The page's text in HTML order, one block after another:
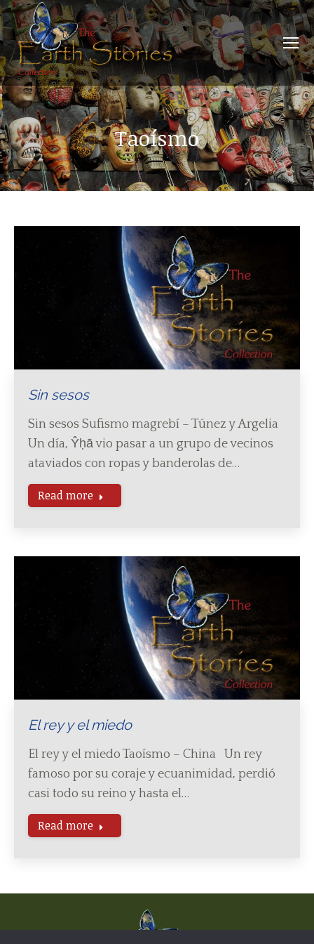
Taoísmo
Sin sesos
Sin sesos Sufismo magrebí – Túnez y Argelia
Un día, Ŷḥā vio pasar a un grupo de vecinos
ataviados con ropas y banderolas de…
Read more
El rey y el miedo
El rey y el miedo Taoísmo – China Un rey
famoso por su coraje y ecuanimidad, perdió
casi todo su reino y hasta el…
Read more